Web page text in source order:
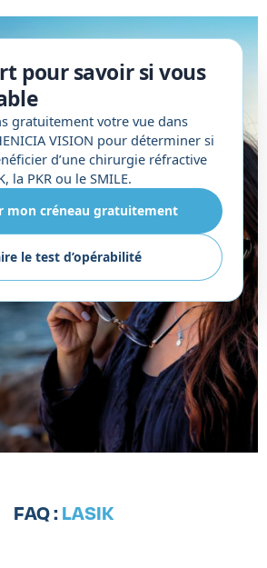
pour savoir si vous
gratuitement votre vue dans
VISION pour déterminer si
d’une chirurgie réfractive
la PKR ou le SMILE.
mon créneau gratuitement
le test d’opérabilité
FAQ :LASIK